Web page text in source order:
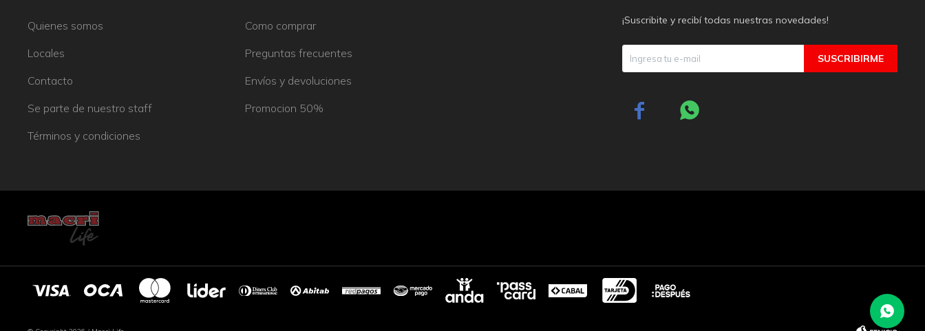
Quienes somos
Locales
Contacto
Se parte de nuestro staff
Términos y condiciones
Como comprar
Preguntas frecuentes
Envíos y devoluciones
Promocion 50%
¡Suscribite y recibí todas nuestras novedades!
SUSCRIBIRME
 